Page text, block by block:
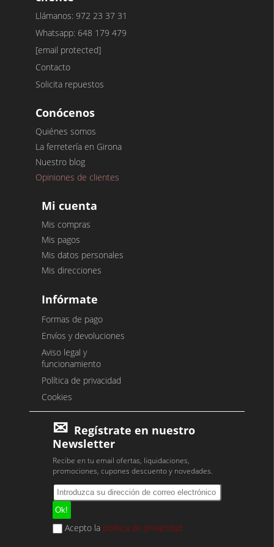
Llámanos: 972 23 37 31
Whatsapp: 648 179 479
[email protected]
Contacto
Solicita repuestos
Conócenos
Quiénes somos
La ferretería en Girona
Nuestro blog
Opiniones de clientes
Mi cuenta
Mis compras
Mis pagos
Mis datos personales
Mis direcciones
Infórmate
Formas de pago
Envíos y devoluciones
Aviso legal y
funcionamiento
Política de privacidad
Cookies
Regístrate en nuestro
Newsletter
Recibe en tu email ofertas, liquidaciones,
promociones, cupones descuento y novedades.
Acepto la política de privacidad